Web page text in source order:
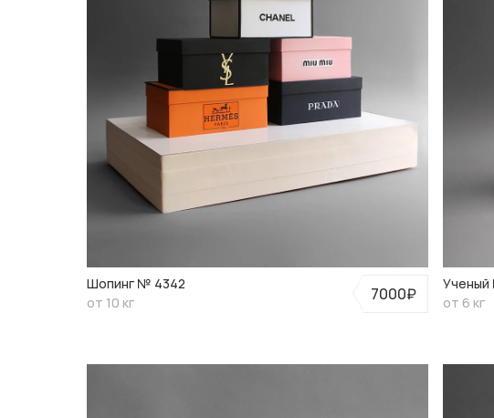
ТОРТЫ НА 60 ЛЕТ МУЖЧИНЕ ТОРТЫ НА 70 ЛЕТ
ТОРТЫ С ЖИВОТНЫМИ ЧЕРНЫЕ ТОРТЫ ДЛЯ
Шопинг № 4342
от 10 кг
7000₽
Ученый
от 6 кг